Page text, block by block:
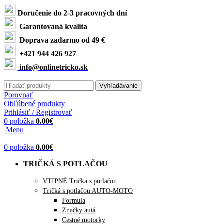
Doručenie do 2-3 pracovných dní
Garantovaná kvalita
Doprava zadarmo od 49 €
+421 944 426 927
info@onlinetricko.sk
Vyhľadávanie
Porovnať
Obľúbené produkty
Prihlásiť / Registrovať
0 položka 0.00€
Menu
0 položka 0.00€
TRIČKÁ S POTLAČOU
VTIPNÉ Trička s potlačou
Tričká s potlačou AUTO-MOTO
Formula
Značky autá
Cestné motorky